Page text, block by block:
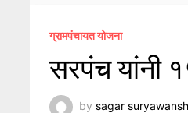
ग्रामपंचायत योजना
सरपंच यांनी
by sagar